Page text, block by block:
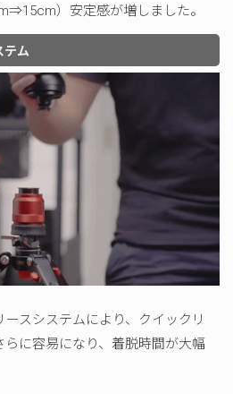
）安定感が増しました。
テム
スシステムにより、クイックリ
らに容易になり、着脱時間が大幅